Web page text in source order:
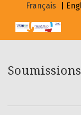
Soumissions
Français |
Soumissions